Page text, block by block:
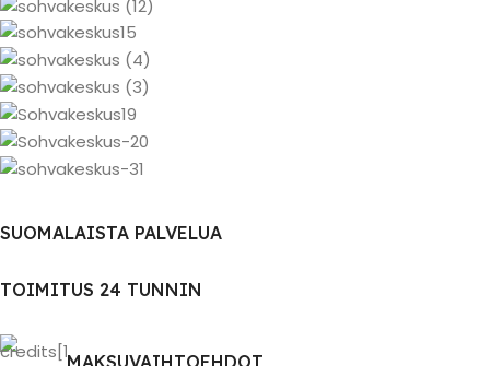
SUOMALAISTA PALVELUA
TOIMITUS 24 TUNNIN